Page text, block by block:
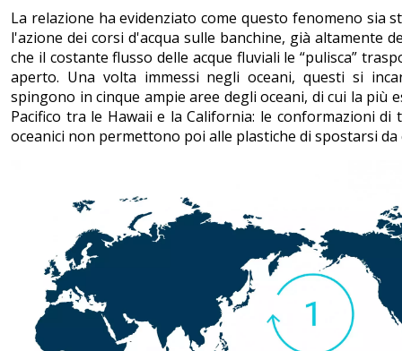
La relazione ha evidenziato come questo fenomeno sia
l'azione dei corsi d'acqua sulle banchine, già altamente
che il costante flusso delle acque fluviali le “pulisca”
aperto. Una volta immessi negli oceani, questi si
spingono in cinque ampie aree degli oceani, di cui la più
Pacifico tra le Hawaii e la California: le conformazioni
oceanici non permettono poi alle plastiche di spostarsi da